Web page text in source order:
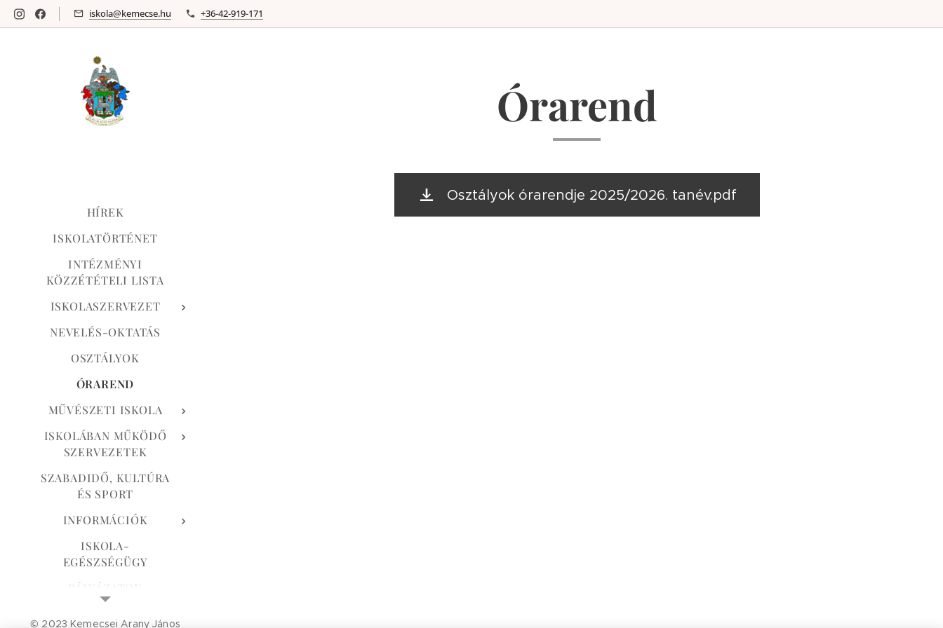
iskola@kemecse.hu +36-42-919-171
HÍREK
ISKOLATÖRTÉNET
INTÉZMÉNYI
KÖZZÉTÉTELI LISTA
ISKOLASZERVEZET
NEVELÉS-OKTATÁS
OSZTÁLYOK
ÓRAREND
MŰVÉSZETI ISKOLA
ISKOLÁBAN MŰKÖDŐ
SZERVEZETEK
SZABADIDŐ, KULTÚRA
ÉS SPORT
INFORMÁCIÓK
ISKOLA-
EGÉSZSÉGÜGY
PÁLYÁZATOK
Órarend
Osztályok órarendje 2025/2026. tanév.pdf
© 2023 Kemecsei Arany János